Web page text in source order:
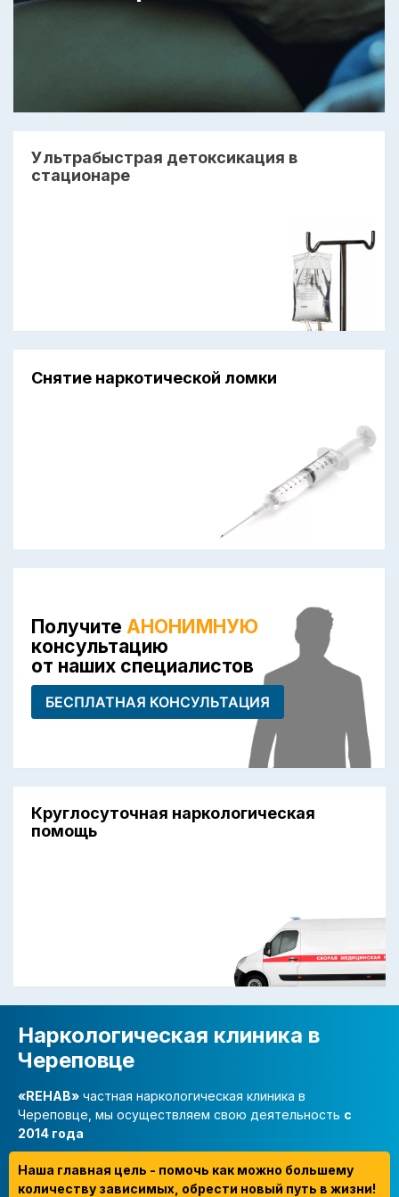
Ультрабыстрая детоксикация в
стационаре
Снятие наркотической ломки
Получите АНОНИМНУЮ
консультацию
от наших специалистов
БЕСПЛАТНАЯ КОНСУЛЬТАЦИЯ
Круглосуточная наркологическая
помощь
Наркологическая клиника в
Череповце
«REHAB» частная наркологическая клиника в
Череповце, мы осуществляем свою деятельность с
2014 года
Наша главная цель - помочь как можно большему
количеству зависимых, обрести новый путь в жизни!